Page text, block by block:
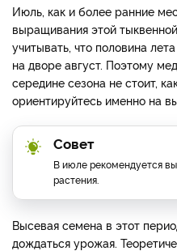
Июль, как и более ранние
выращивания этой
учитывать, что половина
на дворе август. Поэтому
середине сезона не стоит,
ориентируйтесь именно на
Совет
В июле рекомендуется
растения.
Высевая семена в этот
дождаться урожая.